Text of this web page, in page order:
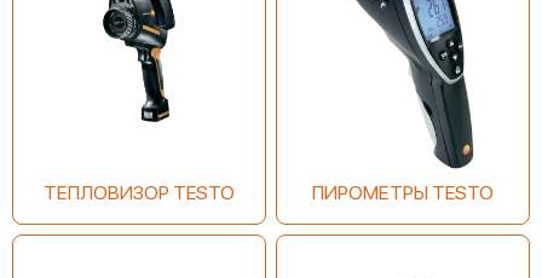
ТЕПЛОВИЗОР TESTO ПИРОМЕТРЫ TESTO